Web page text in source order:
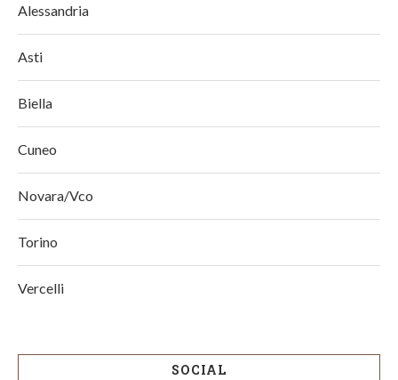
Alessandria
Asti
Biella
Cuneo
Novara/Vco
Torino
Vercelli
SOCIAL